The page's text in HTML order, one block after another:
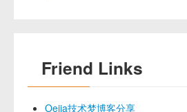
Friend Links
Oejia技术梦博客分享